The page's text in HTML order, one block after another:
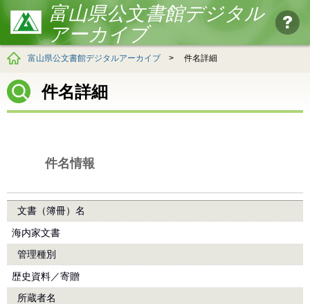
富山県公文書館デジタル
アーカイブ
富山県公文書館デジタルアーカイブ > 件名詳細
件名詳細
件名情報
文書（簿冊）名
海内家文書
管理種別
歴史資料／寄贈
所蔵者名